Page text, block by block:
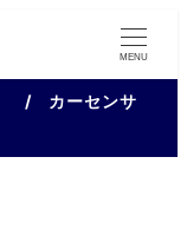
MENU
/ カーセンサ